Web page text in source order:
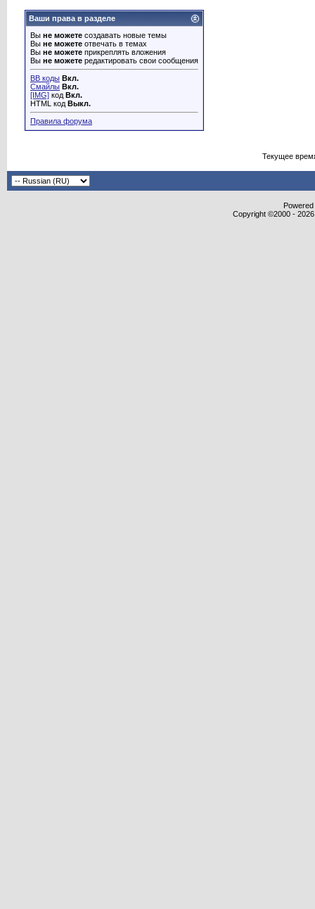
Ваши права в разделе
Вы не можете создавать новые темы
Вы не можете отвечать в темах
Вы не можете прикреплять вложения
Вы не можете редактировать свои сообщения
BB коды Вкл.
Смайлы Вкл.
[IMG] код Вкл.
HTML код Выкл.
Правила форума
Текущее
Copyright ©2000 -